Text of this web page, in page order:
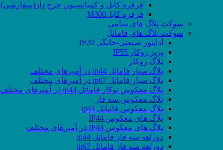
قرقره کابل و کمبانسیون چرخ دار(سفارشی)
قرقره کابلM300
سوکت پلاگ های سامی
سوکت پلاگ های فاماتل
آداپتور صنعتی-خانگی IP20
پریز روکار IP55
پلاگ روکار
پلاگ سیار فاماتل ip44 در آمپرهای مختلف
پلاگ سیار فاماتل ip67 در آمپرهای مختلف
پلاگ معکوس توکار فاماتل ip44 در آمپرهای مختلف
پلاگ معکوس سه فاز
پلاگ معکوس فاماتل ip44
پلاگ های معکوس IP44
پلاگ های معکوس IP44 در آمپرهای مختلف
دوراهه سه فاز فاماتل ip44
دوراهه سه فاز فاماتل ip67